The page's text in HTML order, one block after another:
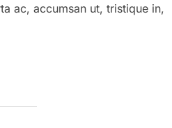
ac, accumsan ut, tristique in,